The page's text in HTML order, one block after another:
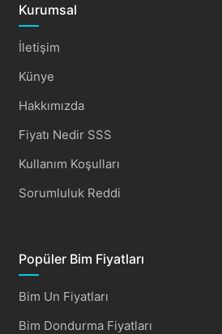
Kurumsal
İletişim
Künye
Hakkımızda
Fiyatı Nedir SSS
Kullanım Koşulları
Sorumluluk Reddi
Popüler Bim Fiyatları
Bim Un Fiyatları
Bim Dondurma Fiyatları